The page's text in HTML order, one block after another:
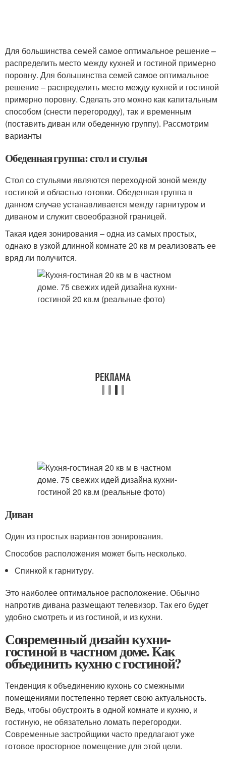
Для большинства семей самое оптимальное решение –
распределить место между кухней и гостиной примерно
поровну. Для большинства семей самое оптимальное
решение – распределить место между кухней и гостиной
примерно поровну. Сделать это можно как капитальным
способом (снести перегородку), так и временным
(поставить диван или обеденную группу). Рассмотрим
варианты
Обеденная группа: стол и стулья
Стол со стульями являются переходной зоной между
гостиной и областью готовки. Обеденная группа в
данном случае устанавливается между гарнитуром и
диваном и служит своеобразной границей.
Такая идея зонирования – одна из самых простых,
однако в узкой длинной комнате 20 кв м реализовать ее
вряд ли получится.
Диван
Один из простых вариантов зонирования.
Способов расположения может быть несколько.
Спинкой к гарнитуру.
Это наиболее оптимальное расположение. Обычно
напротив дивана размещают телевизор. Так его будет
удобно смотреть и из гостиной, и из кухни.
Современный дизайн кухни-
гостиной в частном доме. Как
объединить кухню с гостиной?
Тенденция к объединению кухонь со смежными
помещениями постепенно теряет свою актуальность.
Ведь, чтобы обустроить в одной комнате и кухню, и
гостиную, не обязательно ломать перегородки.
Современные застройщики часто предлагают уже
готовое просторное помещение для этой цели.